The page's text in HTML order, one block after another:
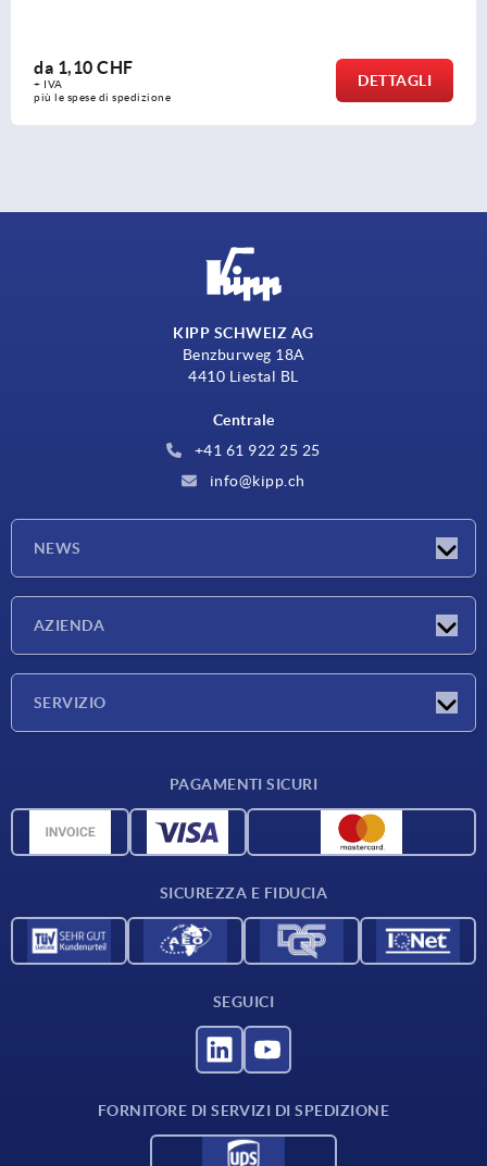
da 8,45 CHF
+ IVA
più le spese di spedizione
DETTAGLI
KIPP SCHWEIZ AG
Benzburweg 18A
4410 Liestal BL
Centrale
+41 61 922 25 25
info@kipp.ch
NEWS
AZIENDA
SERVIZIO
Dati CAD
PAGAMENTI SICURI
SICUREZZA E FIDUCIA
SEGUICI
FORNITORE DI SERVIZI DI SPEDIZIONE